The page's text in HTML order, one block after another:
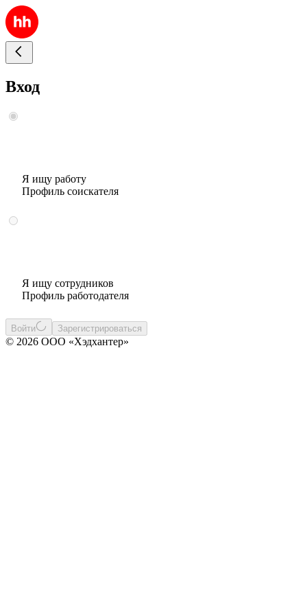
Вход
Я ищу работу
Профиль соискателя
Я ищу сотрудников
Профиль работодателя
Войти Зарегистрироваться
© 2026 ООО «Хэдхантер»